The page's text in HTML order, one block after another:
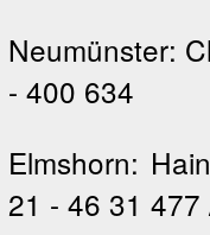
Neumünster:
- 400 634
Elmshorn:
21 - 46 31 477